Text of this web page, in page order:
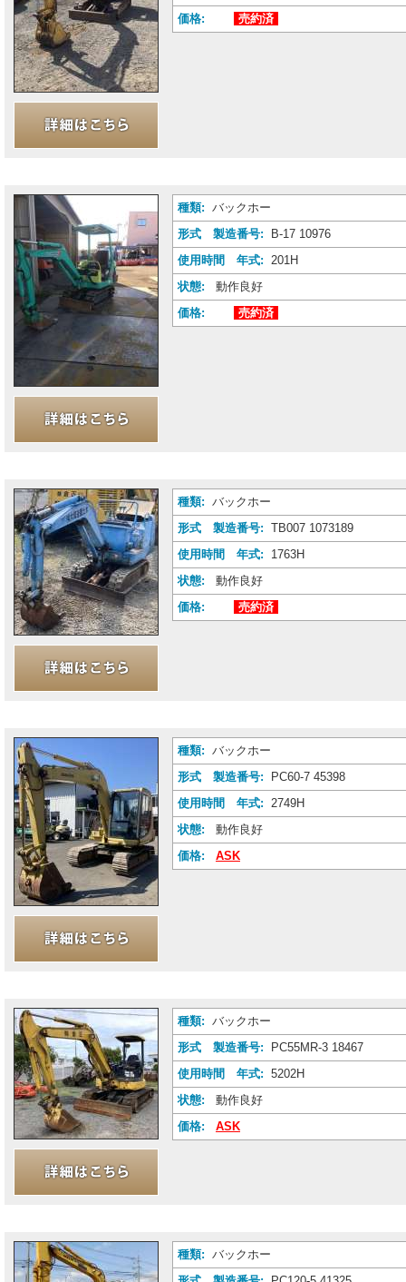
価格:
売約済
種類: バックホー
形式 製造番号:
B-17 10976
使用時間 年式: 201H
状態:
動作良好
価格:
売約済
種類: バックホー
形式 製造番号: TB007 1073189
使用時間 年式:
1763H
状態:
動作良好
価格:
売約済
種類: バックホー
形式 製造番号:
PC60-7 45398
使用時間 年式: 2749H
状態:
動作良好
価格:
ASK
種類: バックホー
形式 製造番号:
PC55MR-3 18467
使用時間 年式: 5202H
状態:
動作良好
価格:
ASK
種類: バックホー